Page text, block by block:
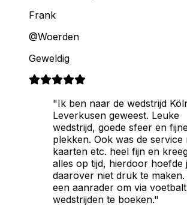
Frank
@Woerden
Geweldig
"Ik ben naar de wedstrijd
Leverkusen geweest. Leuke
wedstrijd, goede sfeer en
plekken. Ook was de service
kaarten etc. heel fijn en
alles op tijd, hierdoor hoefde
daarover niet druk te
een aanrader om via
wedstrijden te boeken."